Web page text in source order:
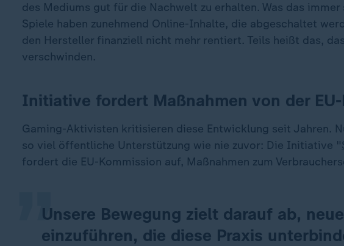
des Mediums gut für die Nachwelt zu erhalten. Was das
Spiele haben zunehmend Online-Inhalte, die abgeschaltet
den Hersteller finanziell nicht mehr rentiert. Teils heißt das,
verschwinden.
Initiative fordert Maßnahmen von der
Gaming-Aktivisten kritisieren diese Entwicklung seit Jahren.
so viel öffentliche Unterstützung wie nie zuvor: Die Initiative "
fordert die EU-Kommission auf, Maßnahmen zum
Unsere Bewegung zielt darauf ab,
einzuführen, die diese Praxis
„